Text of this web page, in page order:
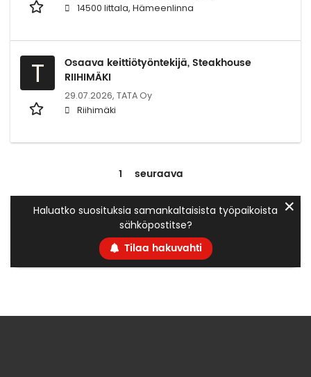
14500 Iittala, Hämeenlinna
T
Osaava keittiötyöntekijä, Steakhouse
RIIHIMÄKI
29.07.2026, TATA Oy
Riihimäki
1 seuraava
Haluatko suosituksia samankaltaisista työpaikoista
sähköpostitse?
Tilaa hakuvahti
✕